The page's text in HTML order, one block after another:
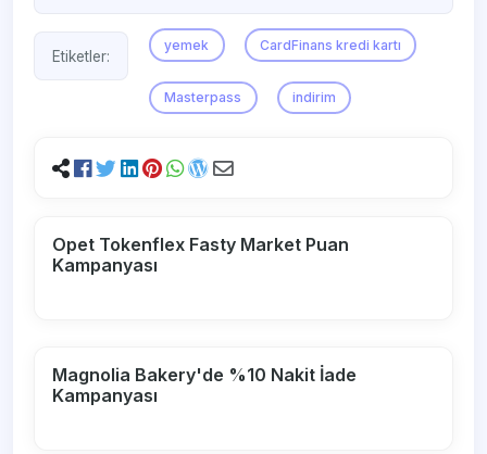
Etiketler:
yemek CardFinans kredi kartı
Masterpass indirim
Opet Tokenflex Fasty Market Puan
Kampanyası
Magnolia Bakery'de %10 Nakit İade
Kampanyası